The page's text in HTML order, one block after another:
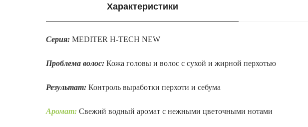
Характеристики
Серия: MEDITER H-TECH NEW
Проблема волос: Кожа головы и волос с сухой и жирной перхотью
Результат: Контроль выработки перхоти и себума
Аромат: Свежий водный аромат с нежными цветочными нотами